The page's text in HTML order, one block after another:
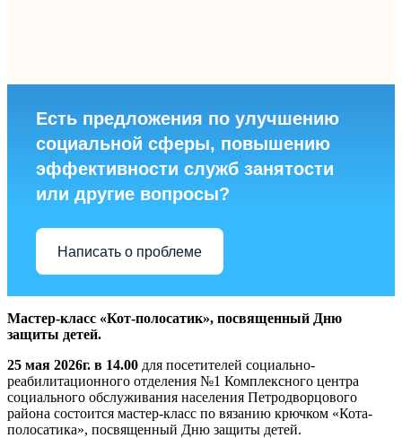
Есть предложения по улучшению
социальной сферы, повышению
эффективности служб занятости
или другие вопросы?
Написать о проблеме
Мастер-класс «Кот-полосатик», посвященный Дню
защиты детей.
25 мая 2026г. в 14.00 для посетителей социально-
реабилитационного отделения №1 Комплексного центра
социального обслуживания населения Петродворцового
района состоится мастер-класс по вязанию крючком «Кота-
полосатика», посвященный Дню защиты детей.